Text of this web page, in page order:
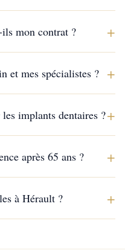
mon contrat ? +
et mes spécialistes ? +
implants dentaires ?+
après 65 ans ? +
à Hérault ? +